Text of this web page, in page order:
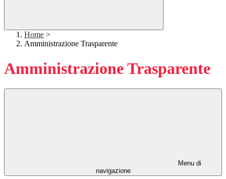
Home >
Amministrazione Trasparente
Amministrazione Trasparente
Menu di
navigazione